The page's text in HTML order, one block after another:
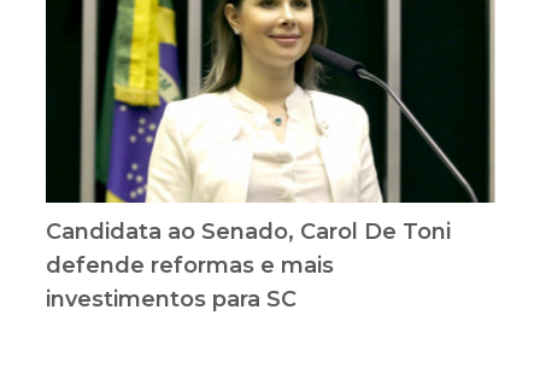
Candidata ao Senado, Carol De Toni
defende reformas e mais
investimentos para SC